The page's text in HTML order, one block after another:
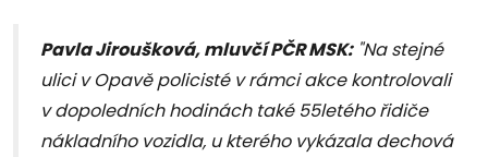
Pavla Jiroušková, mluvčí PČR MSK:"Na stejné
ulici v Opavě policisté v rámci akce kontrolovali
v dopoledních hodinách také 55letého řidiče
nákladního vozidla, u kterého vykázala dechová